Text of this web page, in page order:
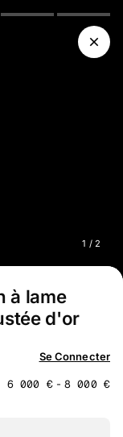
1 / 2
à lame
d'or
Se Connecter
6 000 €-8 000 €